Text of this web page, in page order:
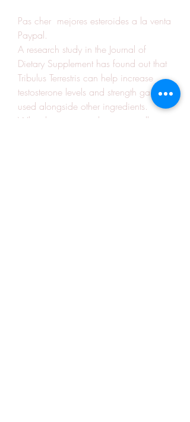
Pas cher  mejores esteroides a la venta
Paypal.
A research study in the Journal of
Dietary Supplement has found out that
Tribulus Terrestris can help increase
testosterone levels and strength gains if
used alongside other ingredients.
What this means is that its overall